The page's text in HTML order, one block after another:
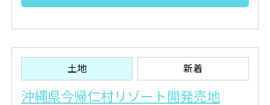
土地 新着
沖縄県今帰仁村リゾート開発売地